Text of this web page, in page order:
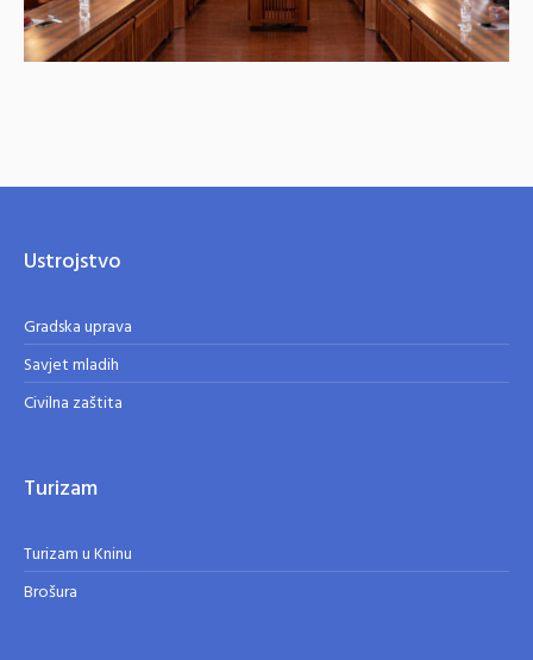
Ustrojstvo
Gradska uprava
Savjet mladih
Civilna zaštita
Turizam
Turizam u Kninu
Brošura